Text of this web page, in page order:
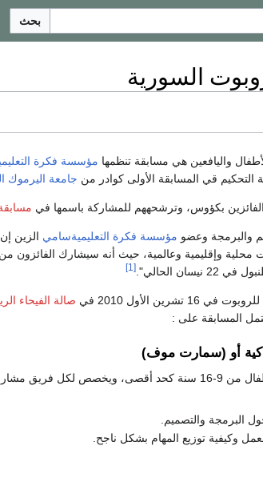
بحث
السورية
واليافعين هي مسابقة تنظمها مؤسسة فكرة
التحكيم قي المسابقة الأولى كوادر من جامعة اليرموك
بكؤوس، وترشحههم للمشاركة باسمها في
والبرمجة وعضو مؤسسة فكرة التعليميةسامي الزين
وإقليمية وعالمية، حيث أنه سيشارك الفائزون
الحالي".
[1]
الأول 2010 في صالة الفيحاء
أو (سمارت موف)
تقسم لأربع أقسام:
البرمجة والتصميم.
وكيفية توزيع المهام بشكل ناجح.